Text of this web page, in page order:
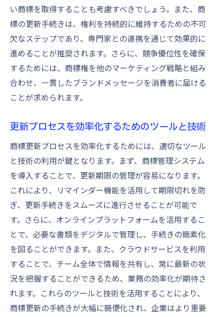
い商標を取得することも考慮すべきでしょう。また、商
標の更新手続きは、権利を持続的に維持するための不可
欠なステップであり、専門家との連携を通じて効果的に
進めることが推奨されます。さらに、競争優位性を確保
するためには、商標権を他のマーケティング戦略と組み
合わせ、一貫したブランドメッセージを消費者に届ける
ことが求められます。
更新プロセスを効率化するためのツールと技術
商標更新プロセスを効率化するためには、適切なツール
と技術の利用が鍵となります。まず、商標管理システム
を導入することで、更新期限の管理が容易になります。
これにより、リマインダー機能を活用して期限切れを防
ぎ、更新手続きをスムーズに進行させることが可能で
す。さらに、オンラインプラットフォームを活用するこ
とで、必要な書類をデジタルで管理し、手続きの簡素化
を図ることができます。また、クラウドサービスを利用
することで、チーム全体で情報を共有し、常に最新の状
況を把握することができるため、業務の効率化が期待さ
れます。これらのツールと技術を活用することにより、
商標更新の手続きが大幅に簡便化され、企業はより重要